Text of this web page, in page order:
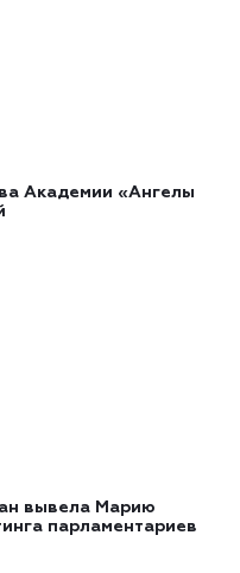
Академии «Ангелы
вывела Марию
парламентариев